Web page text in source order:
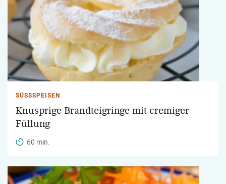
SÜSSSPEISEN
Knusprige Brandteigringe mit cremiger
Füllung
60 min.